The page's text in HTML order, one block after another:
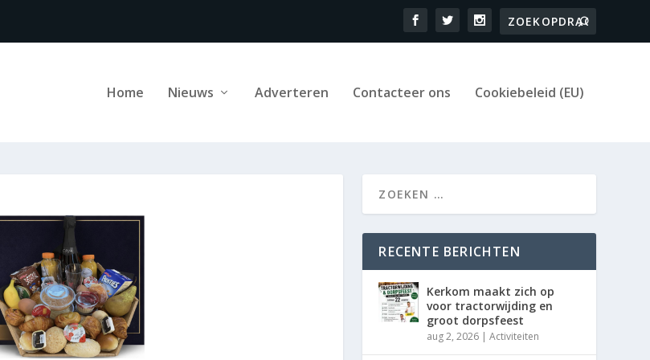
Home Nieuws Adverteren Contacteer ons Cookiebeleid (EU)
RECENTE BERICHTEN
Kerkom maakt zich op
voor tractorwijding en
groot dorpsfeest
aug 2, 2026 |Activiteiten